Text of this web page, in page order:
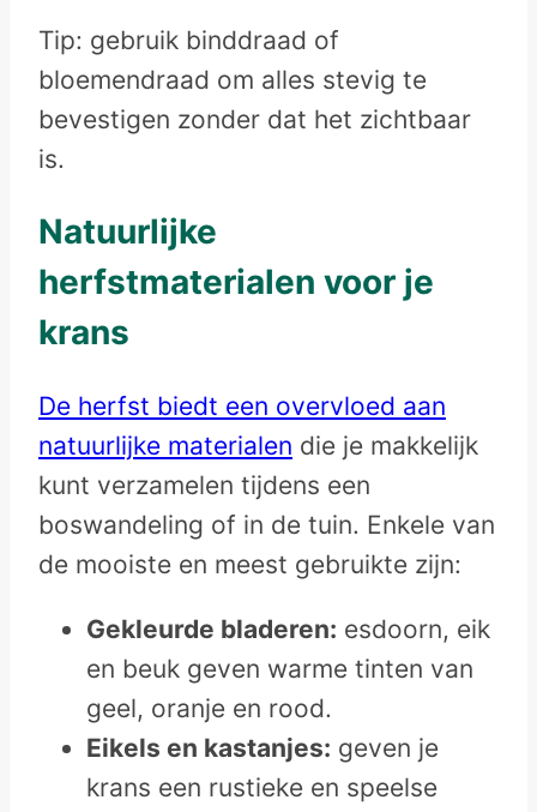
Tip: gebruik binddraad of
bloemendraad om alles stevig te
bevestigen zonder dat het zichtbaar
is.
Natuurlijke
herfstmaterialen voor je
krans
De herfst biedt een overvloed aan
natuurlijke materialen die je makkelijk
kunt verzamelen tijdens een
boswandeling of in de tuin. Enkele van
de mooiste en meest gebruikte zijn:
Gekleurde bladeren: esdoorn, eik
en beuk geven warme tinten van
geel, oranje en rood.
Eikels en kastanjes: geven je
krans een rustieke en speelse